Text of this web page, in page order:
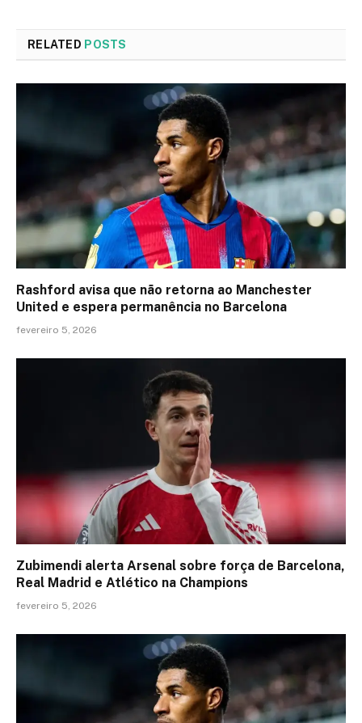
RELATED POSTS
Rashford avisa que não retorna ao Manchester
United e espera permanência no Barcelona
fevereiro 5, 2026
Zubimendi alerta Arsenal sobre força de Barcelona,
Real Madrid e Atlético na Champions
fevereiro 5, 2026